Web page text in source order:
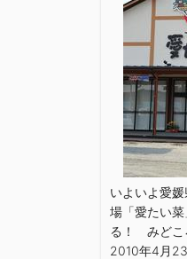
いよいよ愛
場「愛たい
る！ みどこ
2010年4月